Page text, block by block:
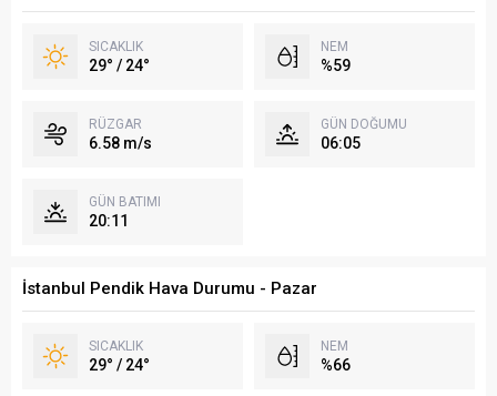
SICAKLIK
29° / 24°
NEM
%59
RÜZGAR
6.58 m/s
GÜN DOĞUMU
06:05
GÜN BATIMI
20:11
İstanbul Pendik Hava Durumu - Pazar
SICAKLIK
29° / 24°
NEM
%66